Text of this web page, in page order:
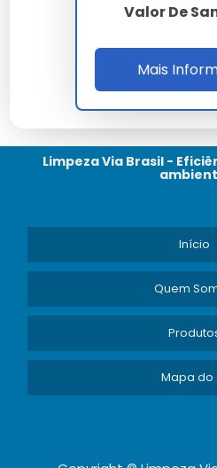
contaminação são os
durante o envase.
Como garantir a
envase?
garantir segurança.
Página de
Saneantes
Especificações
Dimensões Peso
Valor De
Mais
Limpeza Via Brasil -
Início
Quem
Mapa do